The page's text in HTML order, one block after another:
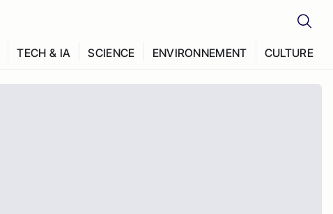
TECH & IA SCIENCE ENVIRONNEMENT CULTURE